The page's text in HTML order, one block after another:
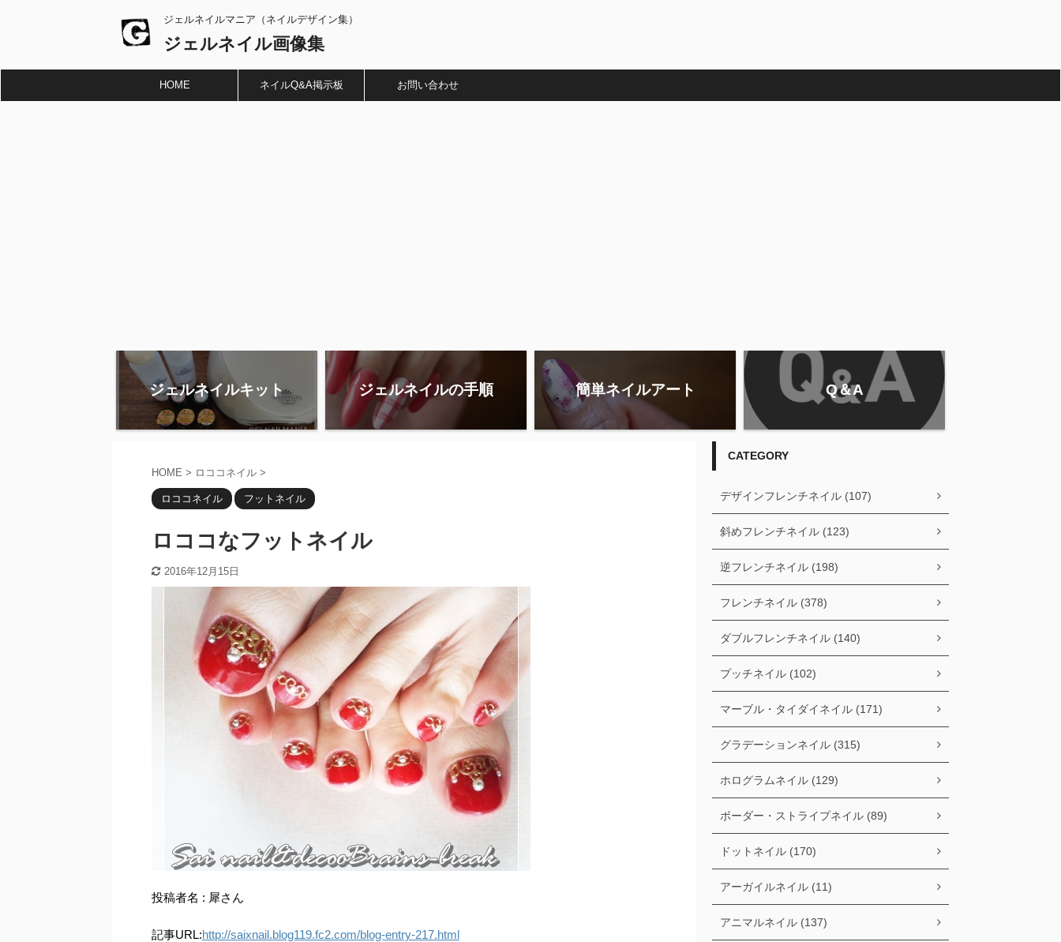
ジェルネイルマニア（ネイルデザイン集）
ジェルネイル画像集
HOME ネイルQ&A掲示板 お問い合わせ
ジェルネイルキット ジェルネイルの手順 簡単ネイルアート Q＆A
HOME > ロココネイル >
ロココネイル フットネイル
ロココなフットネイル
2016年12月15日
投稿者名 : 犀さん
記事URL:http://saixnail.blog119.fc2.com/blog-entry-217.html
CATEGORY
デザインフレンチネイル (107)
斜めフレンチネイル (123)
逆フレンチネイル (198)
フレンチネイル (378)
ダブルフレンチネイル (140)
プッチネイル (102)
マーブル・タイダイネイル (171)
グラデーションネイル (315)
ホログラムネイル (129)
ボーダー・ストライプネイル (89)
ドットネイル (170)
アーガイルネイル (11)
アニマルネイル (137)